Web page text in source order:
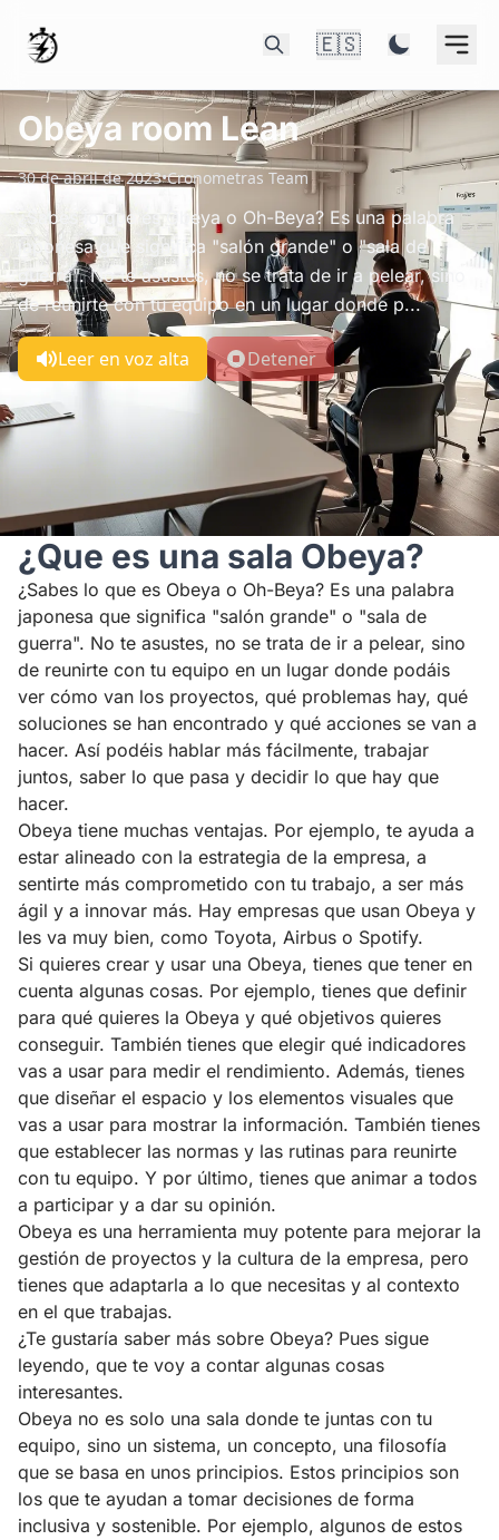
🇪🇸
Obeya room Lean
30 de abril de 2023•Cronometras Team
¿Sabes lo que es Obeya o Oh-Beya? Es una palabra
japonesa que significa "salón grande" o "sala de
guerra". No te asustes, no se trata de ir a pelear, sino
de reunirte con tu equipo en un lugar donde p...
Leer en voz alta Detener
¿Que es una sala Obeya?
¿Sabes lo que es Obeya o Oh-Beya? Es una palabra
japonesa que significa "salón grande" o "sala de
guerra". No te asustes, no se trata de ir a pelear, sino
de reunirte con tu equipo en un lugar donde podáis
ver cómo van los proyectos, qué problemas hay, qué
soluciones se han encontrado y qué acciones se van a
hacer. Así podéis hablar más fácilmente, trabajar
juntos, saber lo que pasa y decidir lo que hay que
hacer.
Obeya tiene muchas ventajas. Por ejemplo, te ayuda a
estar alineado con la estrategia de la empresa, a
sentirte más comprometido con tu trabajo, a ser más
ágil y a innovar más. Hay empresas que usan Obeya y
les va muy bien, como Toyota, Airbus o Spotify.
Si quieres crear y usar una Obeya, tienes que tener en
cuenta algunas cosas. Por ejemplo, tienes que definir
para qué quieres la Obeya y qué objetivos quieres
conseguir. También tienes que elegir qué indicadores
vas a usar para medir el rendimiento. Además, tienes
que diseñar el espacio y los elementos visuales que
vas a usar para mostrar la información. También tienes
que establecer las normas y las rutinas para reunirte
con tu equipo. Y por último, tienes que animar a todos
a participar y a dar su opinión.
Obeya es una herramienta muy potente para mejorar la
gestión de proyectos y la cultura de la empresa, pero
tienes que adaptarla a lo que necesitas y al contexto
en el que trabajas.
¿Te gustaría saber más sobre Obeya? Pues sigue
leyendo, que te voy a contar algunas cosas
interesantes.
Obeya no es solo una sala donde te juntas con tu
equipo, sino un sistema, un concepto, una filosofía
que se basa en unos principios. Estos principios son
los que te ayudan a tomar decisiones de forma
inclusiva y sostenible. Por ejemplo, algunos de estos